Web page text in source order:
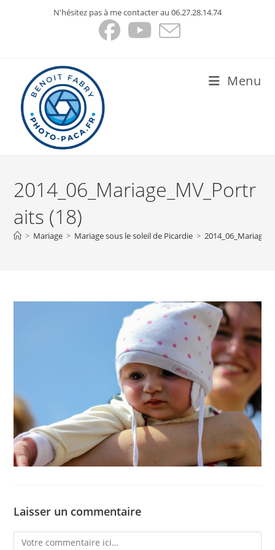
N'hésitez pas à me contacter au 06.27.28.14.74
Menu
2014_06_Mariage_MV_Portr
aits (18)
> Mariage > Mariage sous le soleil de Picardie >
Laisser un commentaire
Comment